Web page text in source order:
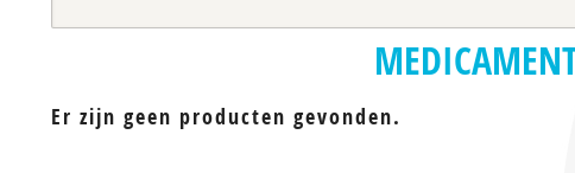
Er zijn geen producten gevonden.